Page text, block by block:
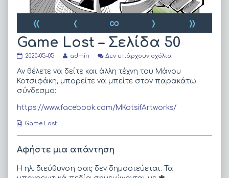
« ‹ ∞ ›
»
Game Lost – Σελίδα 50
Game
–
Σελίδα
50
published
2020-05-05
Read
posts
by
the
Game
admin Δεν υπάρχουν σχόλια
Lost
–
Αν θέλετε να δείτε και άλλη τέχνη του Μάνου
Κοτσιφάκη, μπορείτε να μπείτε στον παρακάτω
σύνδεσμο:
https://www.facebook.com/MKotsifArtworks/
Webcomic
Game Lost
Αφήστε μια απάντηση
Η ηλ. διεύθυνση σας δεν δημοσιεύεται. Τα